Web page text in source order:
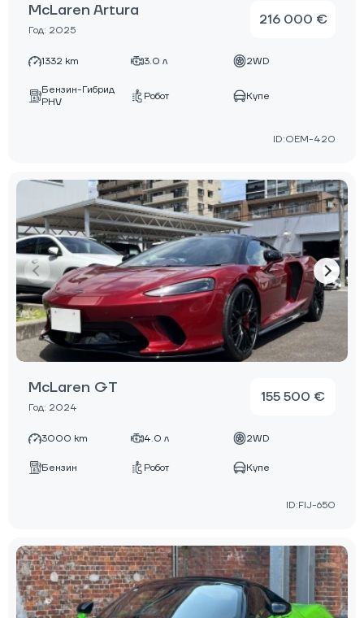
McLaren Artura
Год: 2025
216 000 €
1332 km 3.0 л 2WD
Бензин-Гибрид
PHV
Робот Купе
ID:OEM-420
McLaren GT
Год: 2024
155 500 €
3000 km 4.0 л 2WD
Бензин Робот Купе
ID:FIJ-650